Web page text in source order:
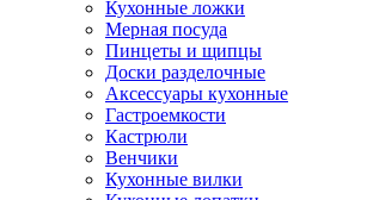
Кухонные ложки
Мерная посуда
Пинцеты и щипцы
Доски разделочные
Аксессуары кухонные
Гастроемкости
Кастрюли
Венчики
Кухонные вилки